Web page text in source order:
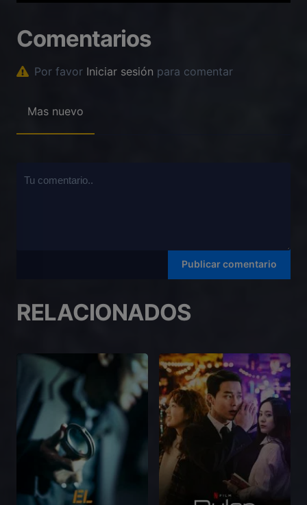
Comentarios
Por favor Iniciar sesión para comentar
Mas nuevo
RELACIONADOS